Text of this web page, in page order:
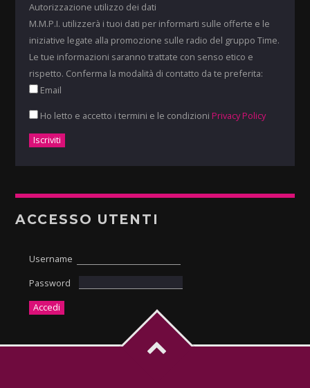
Autorizzazione utilizzo dei dati
M.M.P.I. utilizzerà i tuoi dati per informarti sulle offerte e le
iniziative legate alla promozione sulle radio del gruppo Time.
Le tue informazioni saranno trattate con senso etico e
rispetto. Conferma la modalità di contatto da te preferita:
Email
Ho letto e accetto i termini e le condizioni Privacy Policy
ACCESSO UTENTI
Username
Password